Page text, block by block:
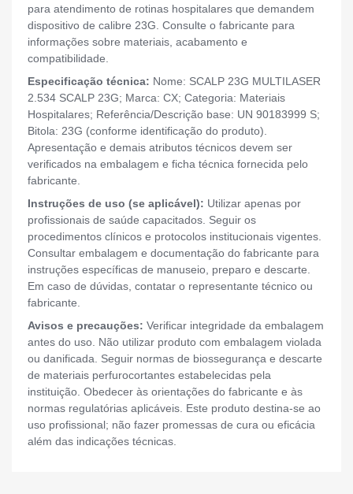
para atendimento de rotinas hospitalares que demandem
dispositivo de calibre 23G. Consulte o fabricante para
informações sobre materiais, acabamento e
compatibilidade.
Especificação técnica: Nome: SCALP 23G MULTILASER
2.534 SCALP 23G; Marca: CX; Categoria: Materiais
Hospitalares; Referência/Descrição base: UN 90183999 S;
Bitola: 23G (conforme identificação do produto).
Apresentação e demais atributos técnicos devem ser
verificados na embalagem e ficha técnica fornecida pelo
fabricante.
Instruções de uso (se aplicável): Utilizar apenas por
profissionais de saúde capacitados. Seguir os
procedimentos clínicos e protocolos institucionais vigentes.
Consultar embalagem e documentação do fabricante para
instruções específicas de manuseio, preparo e descarte.
Em caso de dúvidas, contatar o representante técnico ou
fabricante.
Avisos e precauções: Verificar integridade da embalagem
antes do uso. Não utilizar produto com embalagem violada
ou danificada. Seguir normas de biossegurança e descarte
de materiais perfurocortantes estabelecidas pela
instituição. Obedecer às orientações do fabricante e às
normas regulatórias aplicáveis. Este produto destina-se ao
uso profissional; não fazer promessas de cura ou eficácia
além das indicações técnicas.